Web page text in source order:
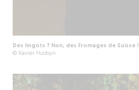
Des lingots ? Non, des Fromages de Suisse !
© Xavier Hudsyn